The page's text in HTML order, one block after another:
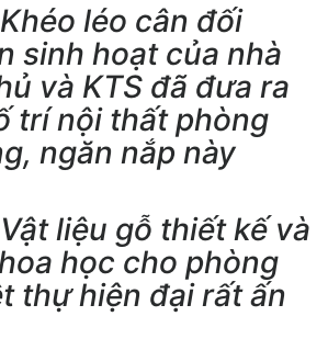
léo cân đối
sinh hoạt của nhà
và KTS đã đưa ra
trí nội thất phòng
ngăn nắp này
liệu gỗ thiết kế và
học cho phòng
thự hiện đại rất ấn